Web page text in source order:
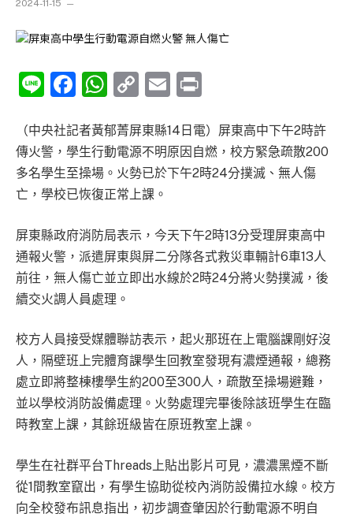
2024-11-15
LineFacebook
WhatsApp
CopyEmail
（中央社記者黃郁菁屏東縣14日電）屏東高中下午2時許
傳火警，學生行動電源不明原因自燃，校方緊急疏散200
多名學生至操場。火勢已於下午2時24分撲滅、無人傷
亡，學校已恢復正常上課。
屏東縣政府消防局表示，今天下午2時13分受理屏東高中
通報火警，派遣屏東與屏二分隊各式救災車輛計6車13人
前往，無人傷亡並立即出水線於2時24分將火勢撲滅，後
續交火調人員處理。
校方人員接受媒體聯訪表示，起火那班在上電腦課剛好沒
人，隔壁班上完體育課學生回教室發現有濃煙通報，總務
處立即將整棟樓學生約200至300人，疏散至操場避難，
並以學校消防設備處理。火勢處理完畢後除該班學生在臨
時教室上課，其餘班級皆在原班教室上課。
學生在社群平台Threads上貼出影片可見，濃濃黑煙不斷
從1間教室竄出，有學生協助從校內消防設備拉水線。校方
向全校發布訊息指出，初步調查肇因於行動電源不明自